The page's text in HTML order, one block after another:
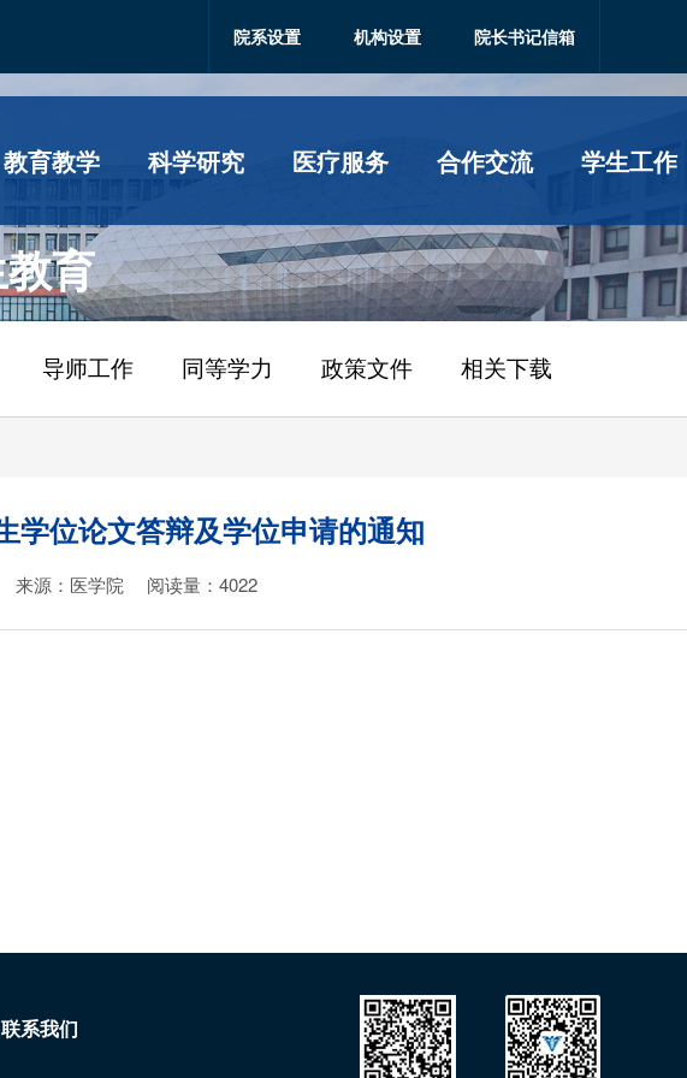
教育教学 科学研究 医疗服务 合作交流 学生工作
院系设置 机构设置 院长书记信箱
育
导师工作 同等学力 政策文件 相关下载
学位论文答辩及学位申请的通知
来源：医学院 阅读量： 4022
联系我们